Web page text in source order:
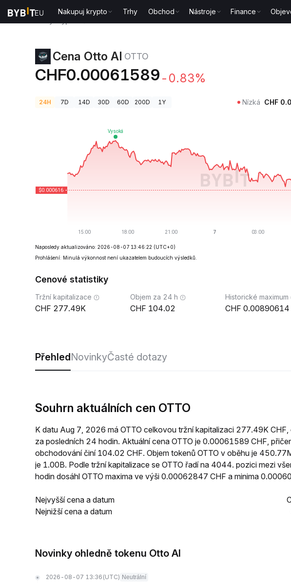
Nakupuj krypto Trhy Obchod Nástroje Finance
Cena Otto AI OTTO
CHF0.00061589 -0.83%
24H 7D 14D 30D 60D 200D 1Y Nízká CHF
Naposledy aktualizováno: 2026-08-07 13:46:22 (UTC+0)
Prohlášení: Minulá výkonnost není ukazatelem budoucích výsledků.
Cenové statistiky
Tržní kapitalizace
277.49K
Objem za 24 h
104.02
Historické maximum
0.00890614
PřehledNovinkyČasté dotazy
Souhrn aktuálních cen OTTO
K datu Aug 7, 2026 má OTTO celkovou tržní kapitalizaci 277.49K
za posledních 24 hodin. Aktuální cena OTTO je 0.00061589 CHF,
obchodování činí 104.02 CHF. Objem tokenů OTTO v oběhu je
je 1.00B. Podle tržní kapitalizace se OTTO řadí na 4044. pozici mezi
hodin dosáhl OTTO maxima ve výši 0.00062847 CHF a minima
Nejvyšší cena a datum
Nejnižší cena a datum
Novinky ohledně tokenu Otto AI
2026-08-07 13:36 (UTC) Neutrální